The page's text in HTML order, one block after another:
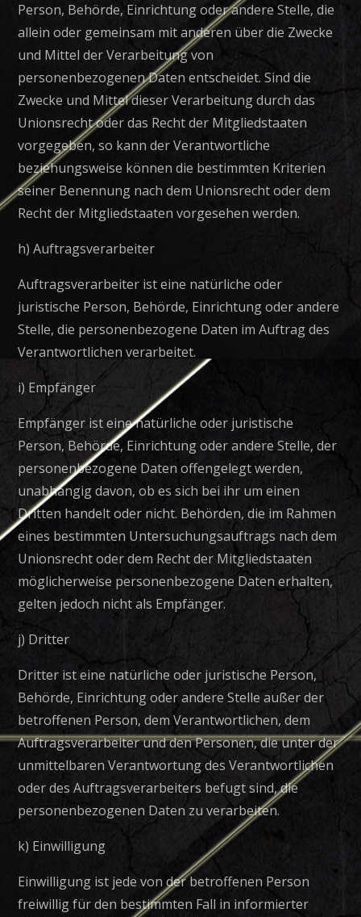
Person, Behörde, Einrichtung oder andere Stelle, die
allein oder gemeinsam mit anderen über die Zwecke
und Mittel der Verarbeitung von
personenbezogenen Daten entscheidet. Sind die
Zwecke und Mittel dieser Verarbeitung durch das
Unionsrecht oder das Recht der Mitgliedstaaten
vorgegeben, so kann der Verantwortliche
beziehungsweise können die bestimmten Kriterien
seiner Benennung nach dem Unionsrecht oder dem
Recht der Mitgliedstaaten vorgesehen werden.
h) Auftragsverarbeiter
Auftragsverarbeiter ist eine natürliche oder
juristische Person, Behörde, Einrichtung oder andere
Stelle, die personenbezogene Daten im Auftrag des
Verantwortlichen verarbeitet.
i) Empfänger
Empfänger ist eine natürliche oder juristische
Person, Behörde, Einrichtung oder andere Stelle, der
personenbezogene Daten offengelegt werden,
unabhängig davon, ob es sich bei ihr um einen
Dritten handelt oder nicht. Behörden, die im Rahmen
eines bestimmten Untersuchungsauftrags nach dem
Unionsrecht oder dem Recht der Mitgliedstaaten
möglicherweise personenbezogene Daten erhalten,
gelten jedoch nicht als Empfänger.
j) Dritter
Dritter ist eine natürliche oder juristische Person,
Behörde, Einrichtung oder andere Stelle außer der
betroffenen Person, dem Verantwortlichen, dem
Auftragsverarbeiter und den Personen, die unter der
unmittelbaren Verantwortung des Verantwortlichen
oder des Auftragsverarbeiters befugt sind, die
personenbezogenen Daten zu verarbeiten.
k) Einwilligung
Einwilligung ist jede von der betroffenen Person
freiwillig für den bestimmten Fall in informierter